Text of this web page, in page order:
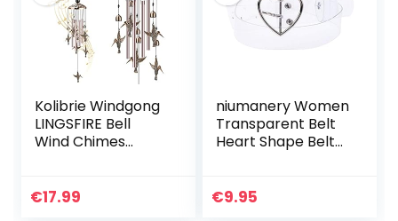
Kolibrie Windgong
LINGSFIRE Bell
Wind Chimes
Metalen Windgong
€17.99
niumanery Women
Transparent Belt
Heart Shape Belt
€9.95